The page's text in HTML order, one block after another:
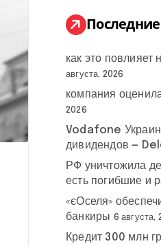
:
как это
августа, 2026
компания
2026
Vodafone
дивидендов —
РФ уничтожила
есть погибшие и
«єОселя»
банкиры 6 августа,
Кредит 300 млн